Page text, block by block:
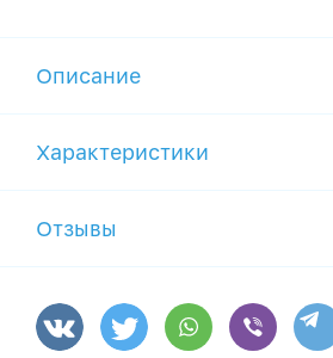
Описание
Характеристики
Отзывы